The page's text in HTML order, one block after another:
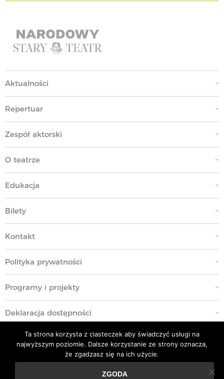
Aktualności
Repertuar
Zespół aktorski
O teatrze
Edukacja
Bilety
Kontakt
Polityka prywatności
Programy i projekty
Deklaracja dostępności
Standardy Ochrony Małoletnich
Polityka przeciwko molestowaniu w miejscu pracy
Ta strona korzysta z ciasteczek aby świadczyć usługi na
najwyższym poziomie. Dalsze korzystanie ze strony oznacza,
że zgadzasz się na ich użycie.
ZGODA